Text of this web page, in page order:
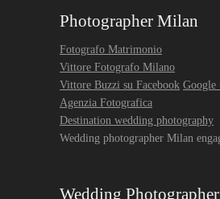
Photographer Milan
Fotografo Matrimonio
Vittore Fotografo Milano
Vittore Buzzi su Facebook Google
Agenzia Fotografica
Destination wedding photography
Wedding photographer Milan
Wedding Photographer